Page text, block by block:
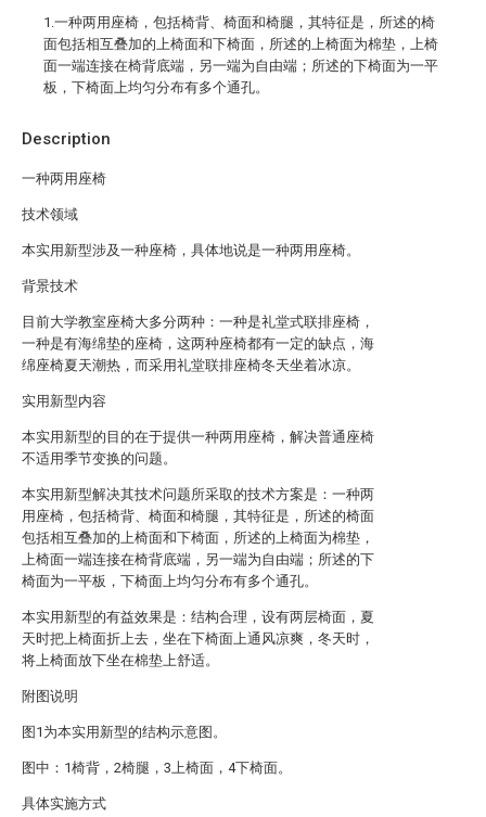
Description
一种两用座椅
技术领域
本实用新型涉及一种座椅，具体地说是一种两用座椅。
背景技术
目前大学教室座椅大多分两种：一种是礼堂式联排座椅，
一种是有海绵垫的座椅，这两种座椅都有一定的缺点，海
绵座椅夏天潮热，而采用礼堂联排座椅冬天坐着冰凉。
实用新型内容
本实用新型的目的在于提供一种两用座椅，解决普通座椅
不适用季节变换的问题。
本实用新型解决其技术问题所采取的技术方案是：一种两
用座椅，包括椅背、椅面和椅腿，其特征是，所述的椅面
包括相互叠加的上椅面和下椅面，所述的上椅面为棉垫，
上椅面一端连接在椅背底端，另一端为自由端；所述的下
椅面为一平板，下椅面上均匀分布有多个通孔。
本实用新型的有益效果是：结构合理，设有两层椅面，夏
天时把上椅面折上去，坐在下椅面上通风凉爽，冬天时，
将上椅面放下坐在棉垫上舒适。
附图说明
图1为本实用新型的结构示意图。
图中：1椅背，2椅腿，3上椅面，4下椅面。
具体实施方式
1.一种两用座椅，包括椅背、椅面和椅腿，其特征是，所述的椅
面包括相互叠加的上椅面和下椅面，所述的上椅面为棉垫，上椅
面一端连接在椅背底端，另一端为自由端；所述的下椅面为一平
板，下椅面上均匀分布有多个通孔。